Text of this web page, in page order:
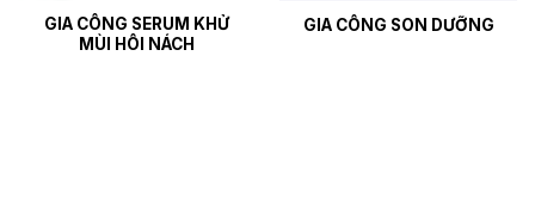
GIA CÔNG SERUM KHỬ
MÙI HÔI NÁCH
GIA CÔNG SON DƯỠNG